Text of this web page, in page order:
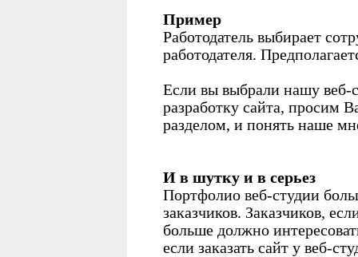
Пример
Работодатель выбирает
работодателя.
Если вы выбрали нашу веб-
разработку сайта, просим
разделом, и понять наше
И в шутку и в серьез
Портфолио веб-студии
заказчиков. Заказчиков,
больше должно
если заказать сайт у веб-